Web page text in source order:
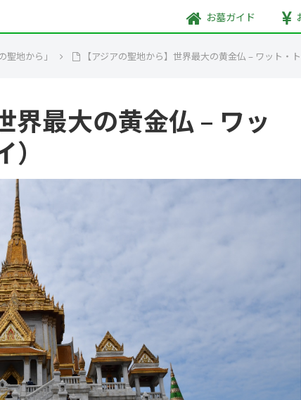
お墓ガイド
聖地から」 【アジアの聖地から】世界最大の黄金仏 – ワット・
界最大の黄金仏 – ワッ